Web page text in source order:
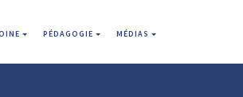
PÉDAGOGIE MÉDIAS